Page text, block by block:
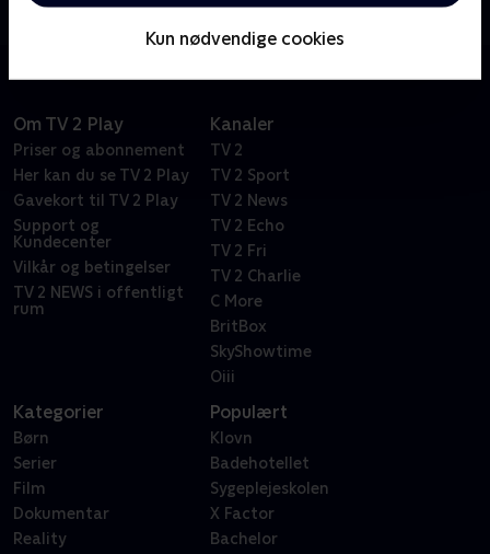
Kun nødvendige cookies
masse loppefund i håbet om at tjene flest penge.
Om TV 2 Play
Priser og abonnement
Her kan du se TV 2 Play
Gavekort til TV 2 Play
Support og
Kundecenter
Vilkår og betingelser
TV 2 NEWS i offentligt
rum
Kanaler
TV 2
TV 2 Sport
TV 2 News
TV 2 Echo
TV 2 Fri
TV 2 Charlie
C More
BritBox
SkyShowtime
Oiii
Kategorier
Børn
Serier
Film
Dokumentar
Reality
Populært
Klovn
Badehotellet
Sygeplejeskolen
X Factor
Bachelor